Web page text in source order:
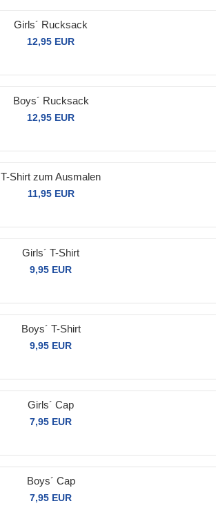
Girls´ Rucksack
12,95 EUR
Boys´ Rucksack
12,95 EUR
T-Shirt zum Ausmalen
11,95 EUR
Girls´ T-Shirt
9,95 EUR
Boys´ T-Shirt
9,95 EUR
Girls´ Cap
7,95 EUR
Boys´ Cap
7,95 EUR